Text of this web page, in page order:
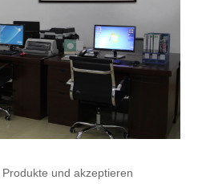
Produkte und akzeptieren